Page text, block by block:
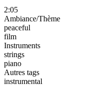
2:05
Ambiance/Thème
peaceful
film
Instruments
strings
piano
Autres tags
instrumental